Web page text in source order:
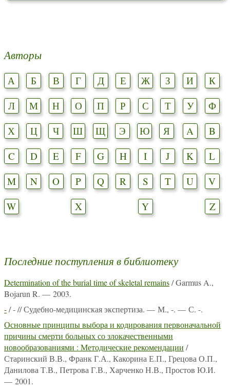
Авторы
А Б В Г Д Е Ж З И
К
Л
М Н О П Р С Т У
Ф
Х
Ц Ч Ш Щ Э Ю Я A
B
C
D E F G H I J K
L
M
N O P Q R S T U
V
W
X Y Z
Последние поступления в библиотеку
Determination of the burial time of skeletal remains/ Garmus A.,
Bojarun R. — 2003.
-/ - // Судебно-медицинская экспертиза. — М., -. — С. -.
Основные принципы выбора и кодирования первоначальной
причины смерти больных со злокачественными
новообразованиями : Методические рекомендации /
Старинский В.В., Франк Г.А., Какорина Е.П., Грецова О.П.,
Данилова Т.В., Петрова Г.В., Харченко Н.В., Простов Ю.И.
— 2001.